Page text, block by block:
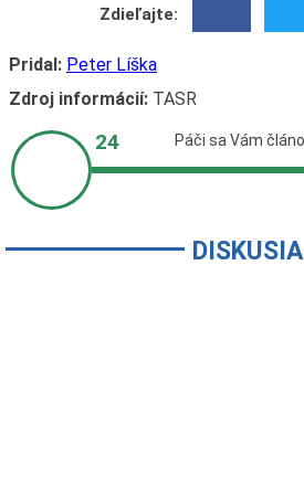
Zdieľajte:
Pridal: Peter Líška
Zdroj informácií:TASR
DISKUSIA